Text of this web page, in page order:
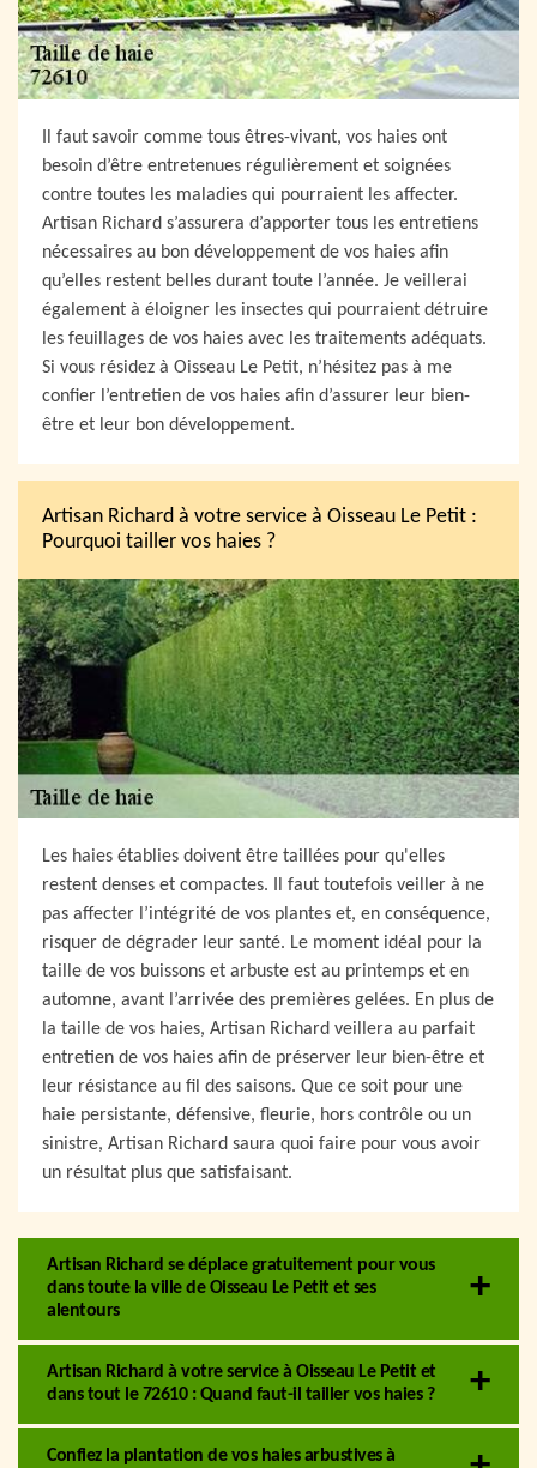
Il faut savoir comme tous êtres-vivant, vos haies ont
besoin d’être entretenues régulièrement et soignées
contre toutes les maladies qui pourraient les affecter.
Artisan Richard s’assurera d’apporter tous les entretiens
nécessaires au bon développement de vos haies afin
qu’elles restent belles durant toute l’année. Je veillerai
également à éloigner les insectes qui pourraient détruire
les feuillages de vos haies avec les traitements adéquats.
Si vous résidez à Oisseau Le Petit, n’hésitez pas à me
confier l’entretien de vos haies afin d’assurer leur bien-
être et leur bon développement.
Artisan Richard à votre service à Oisseau Le Petit :
Pourquoi tailler vos haies ?
Les haies établies doivent être taillées pour qu'elles
restent denses et compactes. Il faut toutefois veiller à ne
pas affecter l’intégrité de vos plantes et, en conséquence,
risquer de dégrader leur santé. Le moment idéal pour la
taille de vos buissons et arbuste est au printemps et en
automne, avant l’arrivée des premières gelées. En plus de
la taille de vos haies, Artisan Richard veillera au parfait
entretien de vos haies afin de préserver leur bien-être et
leur résistance au fil des saisons. Que ce soit pour une
haie persistante, défensive, fleurie, hors contrôle ou un
sinistre, Artisan Richard saura quoi faire pour vous avoir
un résultat plus que satisfaisant.
Artisan Richard se déplace gratuitement pour vous
dans toute la ville de Oisseau Le Petit et ses
alentours
Artisan Richard à votre service à Oisseau Le Petit et
dans tout le 72610 : Quand faut-il tailler vos haies ?
Confiez la plantation de vos haies arbustives à